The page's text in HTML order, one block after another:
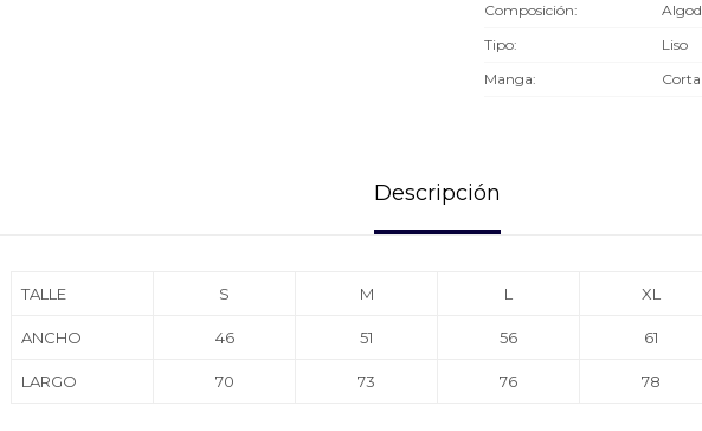
Composición
Tipo
Liso
Manga
Corta
Descripción
TALLE S M L XL
ANCHO 46 51 56 61
LARGO 70 73 76 78